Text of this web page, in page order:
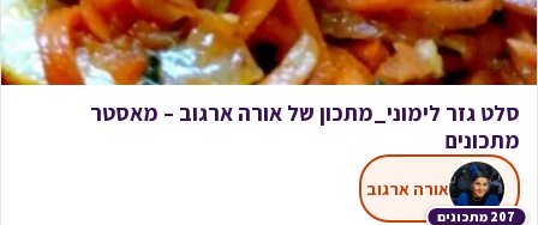
סלט גזר לימוני_מתכון של אורה ארגוב – מאסטר
מתכונים
207 מתכונים
אורה ארגוב